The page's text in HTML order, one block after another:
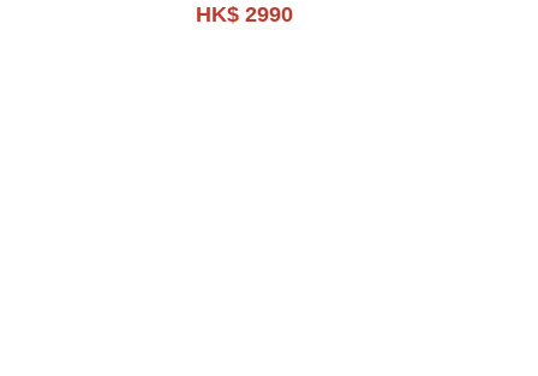
HK$ 2990